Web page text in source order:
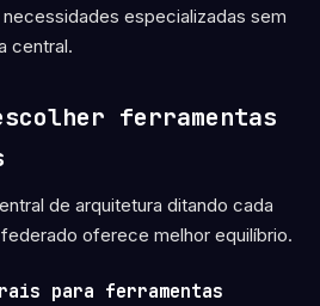
especializadas sem
central.
ferramentas
de arquitetura ditando cada
oferece melhor equilíbrio.
para ferramentas